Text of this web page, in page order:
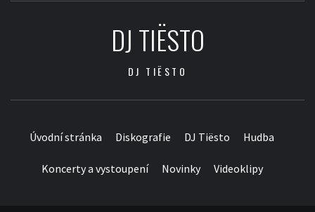
DJ TIËSTO
DJ TIËSTO
Úvodní stránka Diskografie DJ Tiësto Hudba
Koncerty a vystoupení Novinky Videoklipy